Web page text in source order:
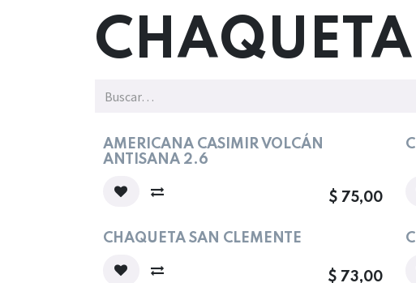
CHAQUETA
AMERICANA CASIMIR VOLCÁN
ANTISANA 2.6
$ 75,00
CHAQUETA SAN CLEMENTE
$ 73,00